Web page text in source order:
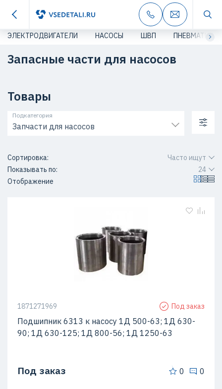
ЭЛЕКТРОДВИГАТЕЛИ НАСОСЫ ШВП ПНЕВМАТИКА
Запасные части для насосов
Товары
Запчасти для насосов
Подкатегория
Сортировка:
Часто ищут
Показывать по:
24
Отображение
1871271969 Под заказ
Подшипник 6313 к насосу 1Д 500-63; 1Д 630-
90; 1Д 630-125; 1Д 800-56; 1Д 1250-63
Под заказ 0 0